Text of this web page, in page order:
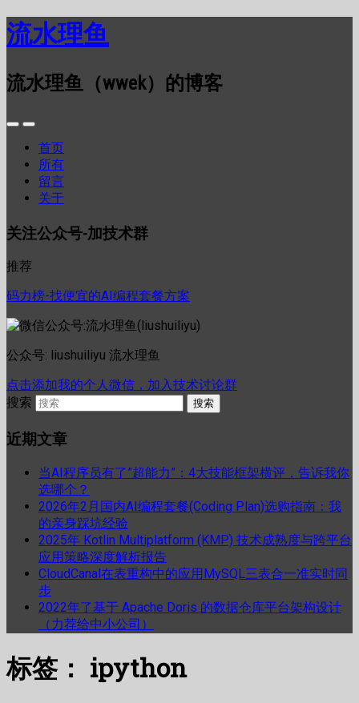
流水理鱼
流水理鱼（wwek）的博客
首页
所有
留言
关于
关注公众号-加技术群
推荐
码力榜-找便宜的AI编程套餐方案
公众号: liushuiliyu 流水理鱼
点击添加我的个人微信，加入技术讨论群
搜索
近期文章
当AI程序员有了”超能力”：4大技能框架横评，告诉我你
选哪个？
2026年2月国内AI编程套餐(Coding Plan)选购指南：我
的亲身踩坑经验
2025年 Kotlin Multiplatform (KMP) 技术成熟度与跨平台
应用策略深度解析报告
CloudCanal在表重构中的应用MySQL三表合一准实时同
步
2022年了基于 Apache Doris 的数据仓库平台架构设计
（力荐给中小公司）
标签： ipython